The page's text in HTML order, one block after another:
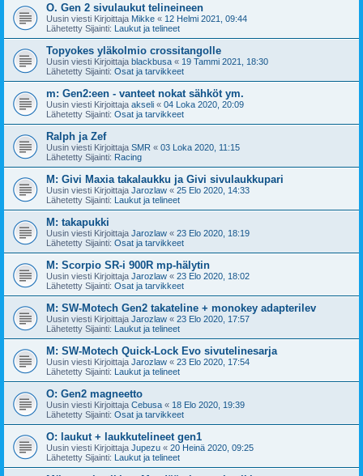
O. Gen 2 sivulaukut telineineen
Uusin viesti Kirjoittaja Mikke « 12 Helmi 2021, 09:44
Lähetetty Sijainti: Laukut ja telineet
Topyokes yläkolmio crossitangolle
Uusin viesti Kirjoittaja blackbusa « 19 Tammi 2021, 18:30
Lähetetty Sijainti: Osat ja tarvikkeet
m: Gen2:een - vanteet nokat sähköt ym.
Uusin viesti Kirjoittaja akseli « 04 Loka 2020, 20:09
Lähetetty Sijainti: Osat ja tarvikkeet
Ralph ja Zef
Uusin viesti Kirjoittaja SMR « 03 Loka 2020, 11:15
Lähetetty Sijainti: Racing
M: Givi Maxia takalaukku ja Givi sivulaukkupari
Uusin viesti Kirjoittaja Jarozlaw « 25 Elo 2020, 14:33
Lähetetty Sijainti: Laukut ja telineet
M: takapukki
Uusin viesti Kirjoittaja Jarozlaw « 23 Elo 2020, 18:19
Lähetetty Sijainti: Osat ja tarvikkeet
M: Scorpio SR-i 900R mp-hälytin
Uusin viesti Kirjoittaja Jarozlaw « 23 Elo 2020, 18:02
Lähetetty Sijainti: Osat ja tarvikkeet
M: SW-Motech Gen2 takateline + monokey adapterilev
Uusin viesti Kirjoittaja Jarozlaw « 23 Elo 2020, 17:57
Lähetetty Sijainti: Laukut ja telineet
M: SW-Motech Quick-Lock Evo sivutelinesarja
Uusin viesti Kirjoittaja Jarozlaw « 23 Elo 2020, 17:54
Lähetetty Sijainti: Laukut ja telineet
O: Gen2 magneetto
Uusin viesti Kirjoittaja Cebusa « 18 Elo 2020, 19:39
Lähetetty Sijainti: Osat ja tarvikkeet
O: laukut + laukkutelineet gen1
Uusin viesti Kirjoittaja Jupezu « 20 Heinä 2020, 09:25
Lähetetty Sijainti: Laukut ja telineet